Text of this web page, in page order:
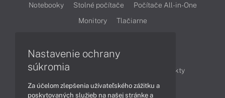
Notebooky Stolné počítače
Počítače All-in-One
Monitory
Tlačiarne
Články
Obchodné informácie
Produkty
Technológie
Videá
Nastavenie ochrany
súkromia
Za účelom zlepšenia užívateľského zážitku a
poskytovaných služieb na našej stránke a